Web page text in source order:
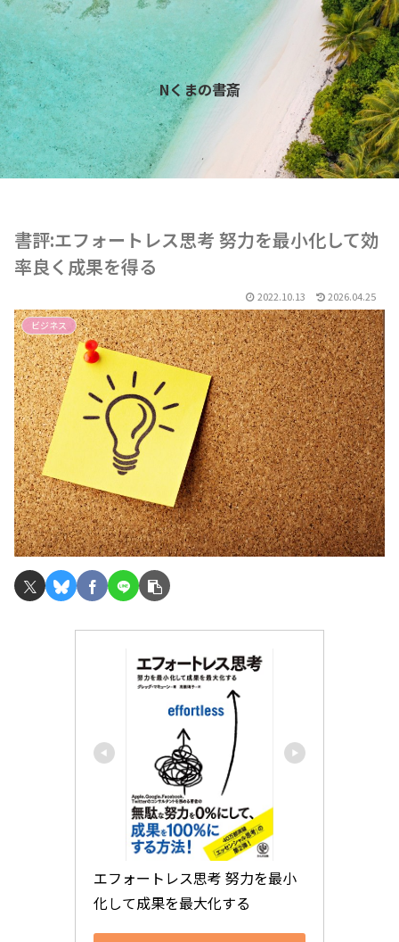
Nくまの書斎
書評:エフォートレス思考 努力を最小化して効
率良く成果を得る
2022.10.13 2026.04.25
ビジネス
エフォートレス思考 努力を最小
化して成果を最大化する